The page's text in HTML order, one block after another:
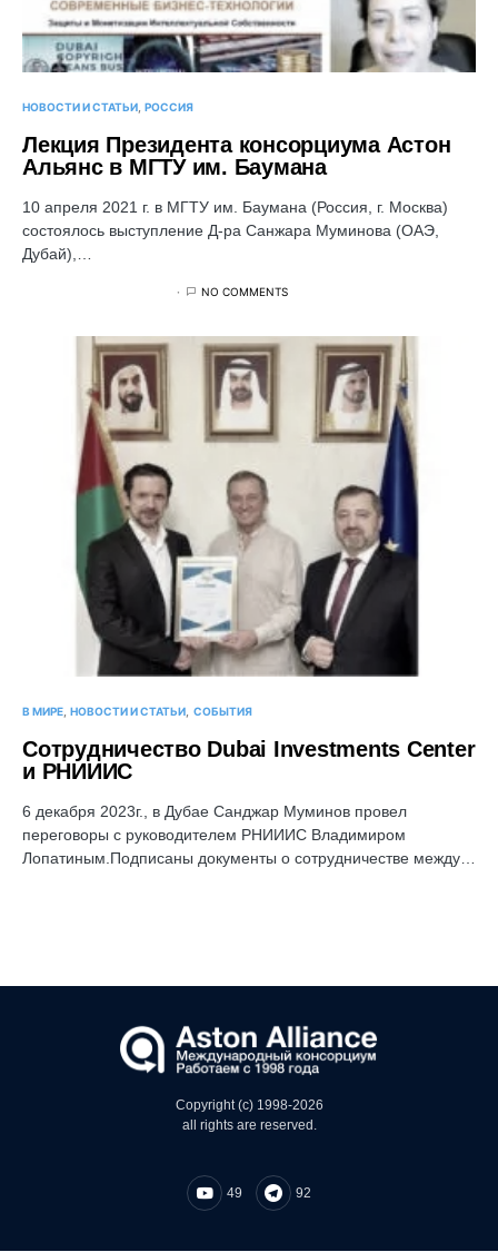
НОВОСТИ И СТАТЬИ РОССИЯ
Лекция Президента консорциума Астон
Альянс в МГТУ им. Баумана
10 апреля 2021 г. в МГТУ им. Баумана (Россия, г. Москва)
состоялось выступление Д-ра Санжара Муминова (ОАЭ,
Дубай),…
NO COMMENTS
В МИРЕ НОВОСТИ И СТАТЬИ СОБЫТИЯ
Сотрудничество Dubai Investments Center
и РНИИИС
6 декабря 2023г., в Дубае Санджар Муминов провел
переговоры с руководителем РНИИИС Владимиром
Лопатиным.Подписаны документы о сотрудничестве между…
Copyright (c) 1998-2026
all rights are reserved.
49 92